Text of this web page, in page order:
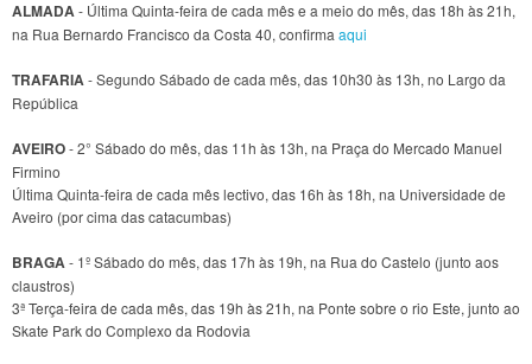
ALMADA - Última Quinta-feira de cada mês e a meio do mês, das 18h às 21h,
na Rua Bernardo Francisco da Costa 40, confirma aqui
TRAFARIA- Segundo Sábado de cada mês, das 10h30 às 13h, no Largo da
República
AVEIRO- 2° Sábado do mês, das 11h às 13h, na Praça do Mercado Manuel
Firmino
Última Quinta-feira de cada mês lectivo, das 16h às 18h, na Universidade de
Aveiro (por cima das catacumbas)
BRAGA- 1º Sábado do mês, das 17h às 19h, na Rua do Castelo (junto aos
claustros)
3ª Terça-feira de cada mês, das 19h às 21h, na Ponte sobre o rio Este, junto ao
Skate Park do Complexo da Rodovia